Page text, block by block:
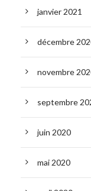
janvier 2021
décembre
novembre
septembre
juin 2020
mai 2020